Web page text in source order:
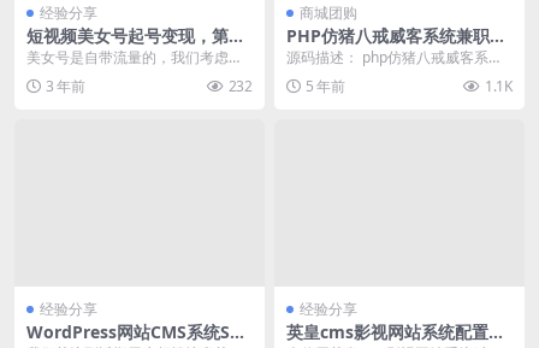
经验分享
短视频美女号起号变现，第一
条视频就可以变现，新手小白
0基础可操作
美女号是自带流量的，我们考虑的
就是如何快速变现，这个变现方式
不用引流到思域，直接...
3 年前 232
商城团购
PHP仿猪八戒威客系统兼职任
务网站整站源码 带安装说明
源码描述： php仿猪八戒威客系统
兼职任务网站整站源码 带安装说明
适用范围：众...
5 年前 1.1K
经验分享
WordPress网站CMS系统SEO
经验分享
英皇cms影视网站系统配置数